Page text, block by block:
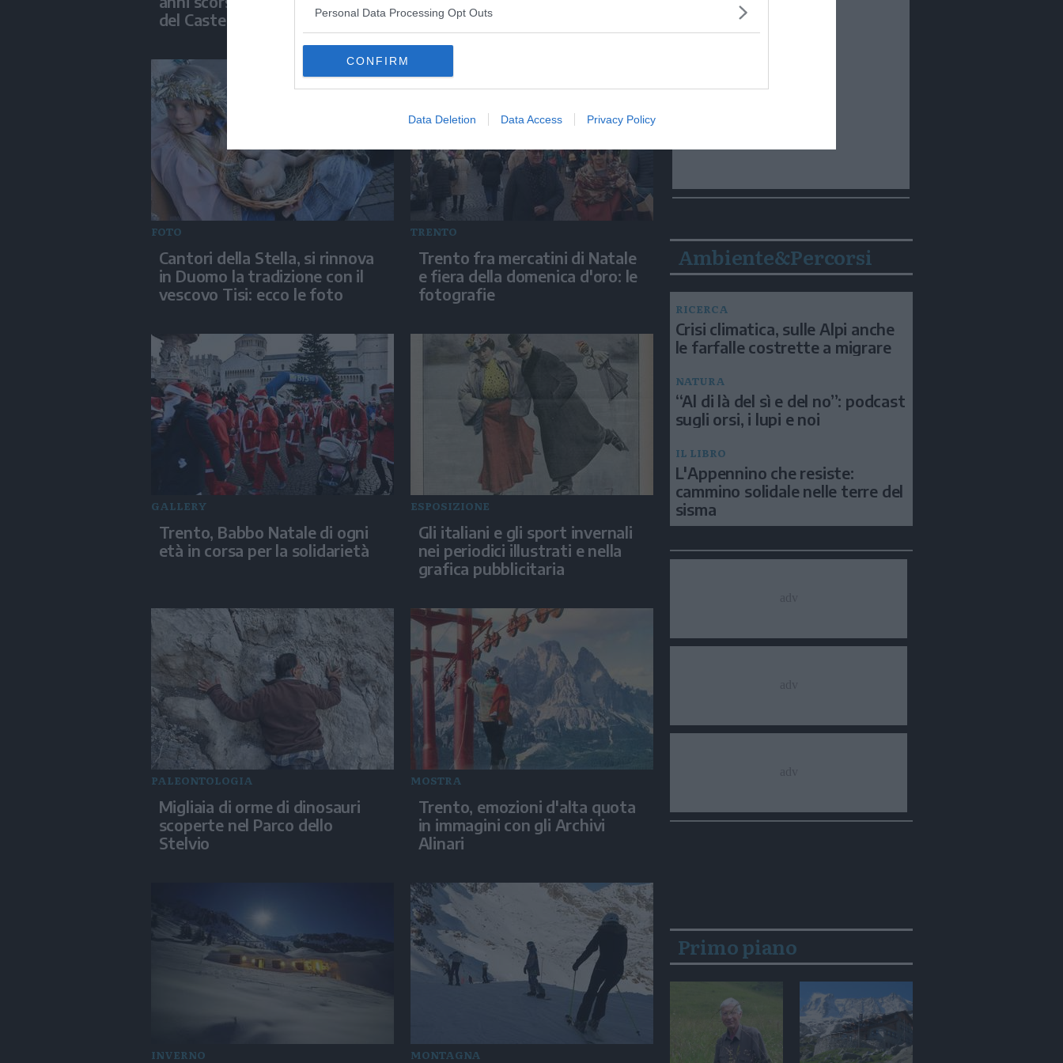
Personal Data Processing Opt Outs
CONFIRM
Data Deletion Data Access Privacy Policy
del Casteller. Le foto
FOTO
Cantori della Stella, si rinnova
in Duomo la tradizione con il
vescovo Tisi: ecco le foto
TRENTO
Trento fra mercatini di Natale
e fiera della domenica d'oro: le
fotografie
GALLERY
Trento, Babbo Natale di ogni
età in corsa per la solidarietà
ESPOSIZIONE
Gli italiani e gli sport invernali
nei periodici illustrati e nella
grafica pubblicitaria
PALEONTOLOGIA
Migliaia di orme di dinosauri
scoperte nel Parco dello
Stelvio
MOSTRA
Trento, emozioni d'alta quota
in immagini con gli Archivi
Alinari
INVERNO MONTAGNA
Ambiente&Percorsi
RICERCA
Crisi climatica, sulle Alpi anche
le farfalle costrette a migrare
NATURA
“Al di là del sì e del no”: podcast
sugli orsi, i lupi e noi
IL LIBRO
L'Appennino che resiste:
cammino solidale nelle terre del
sisma
Primo piano